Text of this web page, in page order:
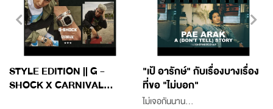
STYLE EDITION || G -
SHOCK X CARNIVAL...
"เป้ อารักษ์" กับเรื่องบางเรื่อง
ที่ขอ "ไม่บอก"
ไม่เจอกันนาน...